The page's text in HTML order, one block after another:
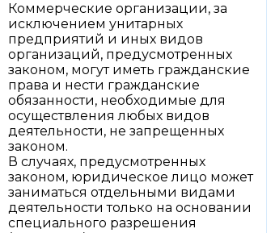
Коммерческие организации, за
исключением унитарных
предприятий и иных видов
организаций, предусмотренных
законом, могут иметь гражданские
права и нести гражданские
обязанности, необходимые для
осуществления любых видов
деятельности, не запрещенных
законом.
В случаях, предусмотренных
законом, юридическое лицо может
заниматься отдельными видами
деятельности только на основании
специального разрешения